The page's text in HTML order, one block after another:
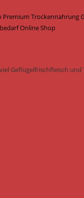
Frischfleisch
+
Trockennahrung
Online Shop
Geflügelfrischfleisch und